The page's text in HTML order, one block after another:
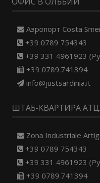
Aэропорт Costa
+39 0789 754343
+39 331 4961923
+39 0789.741394
info@justsardinia.it
ШТАБ-КВАРТИРА
Zona Industriale
+39 0789 754343
+39 331 4961923
+39 0789.741394